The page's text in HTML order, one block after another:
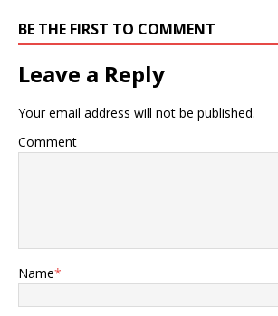
透社在8月9日的报道截图 印
度媒体关于，印度空军总参
空军6架战机的报道截图 同
认”，在地面上的，巴基斯坦
空军的F-16和其他型号的预
警机也被印度空军发射的导
6架战斗机”。“这实际上是印
BE THE FIRST TO COMMENT
Leave a Reply
Your email address will not be published.
Comment
Name*